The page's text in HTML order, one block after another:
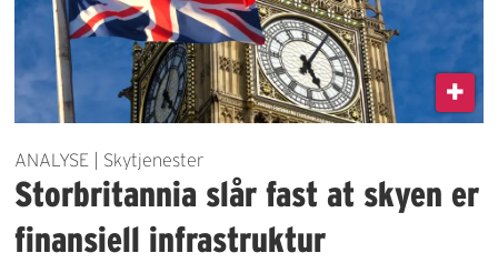
ANALYSE | Skytjenester
Storbritannia slår fast at skyen er
finansiell infrastruktur